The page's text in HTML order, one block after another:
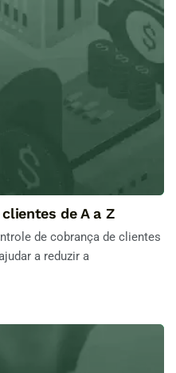
de A a Z
de cobrança de clientes
a reduzir a